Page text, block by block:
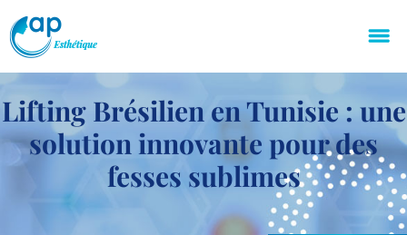
Lifting Brésilien en Tunisie : une
solution innovante pour des
fesses sublimes
Navigation